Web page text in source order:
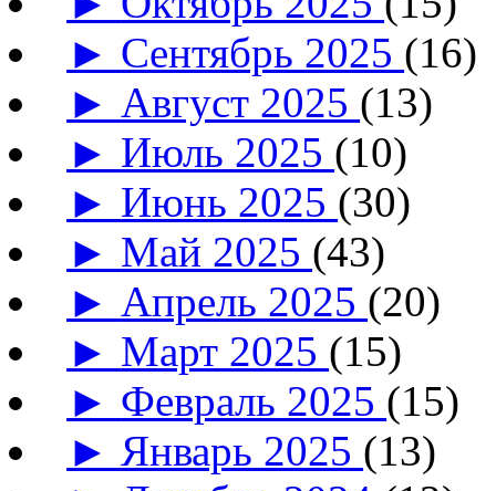
► Сентябрь 2025 (16)
► Август 2025 (13)
► Июль 2025 (10)
► Июнь 2025 (30)
► Май 2025 (43)
► Апрель 2025 (20)
► Март 2025 (15)
► Февраль 2025 (15)
► Январь 2025 (13)